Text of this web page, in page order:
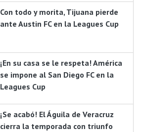
Con todo y morita, Tijuana pierde
ante Austin FC en la Leagues Cup
¡En su casa se le respeta! América
se impone al San Diego FC en la
Leagues Cup
¡Se acabó! El Águila de Veracruz
cierra la temporada con triunfo